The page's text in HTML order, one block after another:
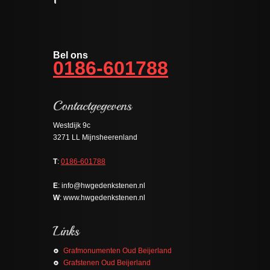
Bel ons
0186-601788
Westdijk 9c
3271 LL Mijnsheerenland
T: 0186-601788
E: info@hwgedenkstenen.nl
W: www.hwgedenkstenen.nl
Grafmonumenten Oud Beijerland
Grafstenen Oud Beijerland